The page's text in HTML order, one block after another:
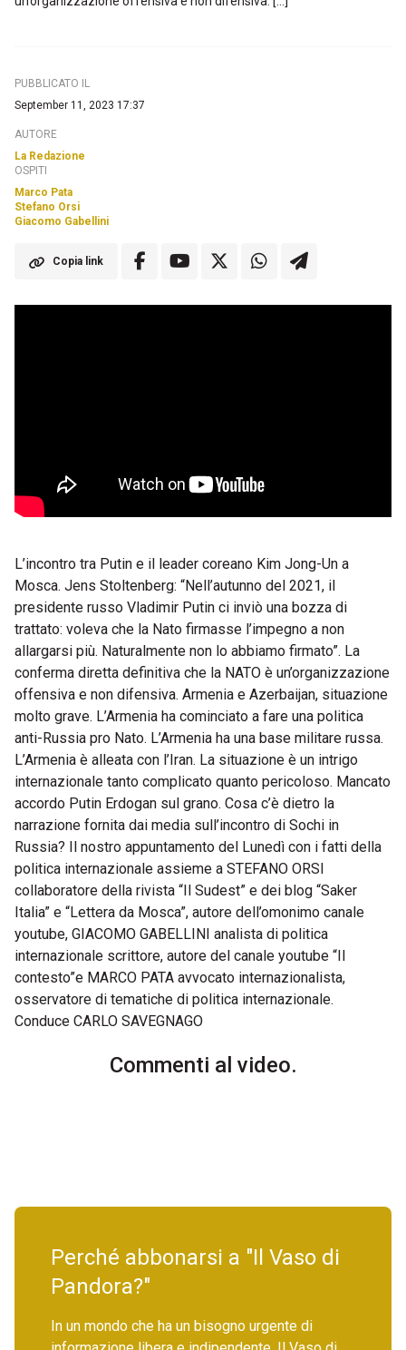
PUBBLICATO IL
September 11, 2023 17:37
AUTORE
La Redazione
OSPITI
Marco Pata
Stefano Orsi
Giacomo Gabellini
Copia link
L’incontro tra Putin e il leader coreano Kim Jong-Un a
Mosca. Jens Stoltenberg: “Nell’autunno del 2021, il
presidente russo Vladimir Putin ci inviò una bozza di
trattato: voleva che la Nato firmasse l’impegno a non
allargarsi più. Naturalmente non lo abbiamo firmato”. La
conferma diretta definitiva che la NATO è un’organizzazione
offensiva e non difensiva. Armenia e Azerbaijan, situazione
molto grave. L’Armenia ha cominciato a fare una politica
anti-Russia pro Nato. L’Armenia ha una base militare russa.
L’Armenia è alleata con l’Iran. La situazione è un intrigo
internazionale tanto complicato quanto pericoloso. Mancato
accordo Putin Erdogan sul grano. Cosa c’è dietro la
narrazione fornita dai media sull’incontro di Sochi in
Russia? Il nostro appuntamento del Lunedì con i fatti della
politica internazionale assieme a STEFANO ORSI
collaboratore della rivista “Il Sudest” e dei blog “Saker
Italia” e “Lettera da Mosca”, autore dell’omonimo canale
youtube, GIACOMO GABELLINI analista di politica
internazionale scrittore, autore del canale youtube “Il
contesto”e MARCO PATA avvocato internazionalista,
osservatore di tematiche di politica internazionale.
Conduce CARLO SAVEGNAGO
Commenti al video.
Perché abbonarsi a "Il Vaso di
Pandora?"
In un mondo che ha un bisogno urgente di